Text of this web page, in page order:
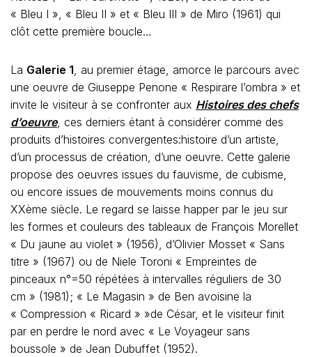
« Bleu I », « Bleu II » et « Bleu III » de Miro (1961) qui
clôt cette première boucle…
La Galerie 1, au premier étage, amorce le parcours avec
une oeuvre de Giuseppe Penone « Respirare l’ombra » et
invite le visiteur à se confronter aux Histoires des chefs
d’oeuvre, ces derniers étant à considérer comme des
produits d’histoires convergentes:histoire d’un artiste,
d’un processus de création, d’une oeuvre. Cette galerie
propose des oeuvres issues du fauvisme, de cubisme,
ou encore issues de mouvements moins connus du
XXème siècle. Le regard se laisse happer par le jeu sur
les formes et couleurs des tableaux de François Morellet
« Du jaune au violet » (1956), d’Olivier Mosset « Sans
titre » (1967) ou de Niele Toroni « Empreintes de
pinceaux n°=50 répétées à intervalles réguliers de 30
cm » (1981); « Le Magasin » de Ben avoisine la
« Compression « Ricard » »de César, et le visiteur finit
par en perdre le nord avec « Le Voyageur sans
boussole » de Jean Dubuffet (1952).